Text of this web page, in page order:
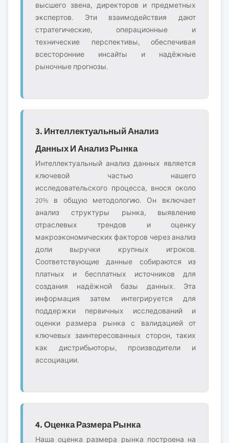
высшего звена, директоров и предметных
экспертов. Эти взаимодействия дают
стратегические, операционные и
технические перспективы, обеспечивая
всесторонние инсайты и надёжные
рыночные прогнозы.
3. Интеллектуальный Анализ
Данных И Анализ Рынка
Интеллектуальный анализ данных является
ключевой частью нашего
исследовательского процесса, внося около
20% в общую методологию. Он включает
анализ структуры рынка, выявление
отраслевых трендов и оценку
макроэкономических факторов через анализ
доли выручки крупных игроков.
Соответствующие данные собираются из
платных и бесплатных источников для
создания надёжной базы данных. Эта
информация затем интегрируется для
поддержки первичных исследований и
оценки размера рынка с валидацией от
ключевых заинтересованных сторон, таких
как дистрибьюторы, производители и
ассоциации.
4. Оценка Размера Рынка
Наша оценка размера рынка построена на